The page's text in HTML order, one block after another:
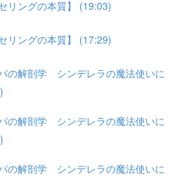
リングの本質】 (19:03)
リングの本質】 (17:29)
の解剖学 シンデレラの魔法使いに
の解剖学 シンデレラの魔法使いに
の解剖学 シンデレラの魔法使いに